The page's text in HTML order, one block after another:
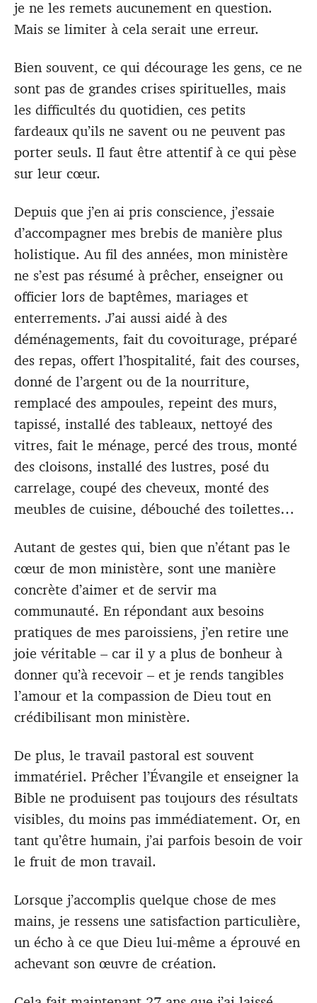
je ne les remets aucunement en question.
Mais se limiter à cela serait une erreur.
Bien souvent, ce qui décourage les gens, ce ne
sont pas de grandes crises spirituelles, mais
les difficultés du quotidien, ces petits
fardeaux qu’ils ne savent ou ne peuvent pas
porter seuls. Il faut être attentif à ce qui pèse
sur leur cœur.
Depuis que j’en ai pris conscience, j’essaie
d’accompagner mes brebis de manière plus
holistique. Au fil des années, mon ministère
ne s’est pas résumé à prêcher, enseigner ou
officier lors de baptêmes, mariages et
enterrements. J’ai aussi aidé à des
déménagements, fait du covoiturage, préparé
des repas, offert l’hospitalité, fait des courses,
donné de l’argent ou de la nourriture,
remplacé des ampoules, repeint des murs,
tapissé, installé des tableaux, nettoyé des
vitres, fait le ménage, percé des trous, monté
des cloisons, installé des lustres, posé du
carrelage, coupé des cheveux, monté des
meubles de cuisine, débouché des toilettes…
Autant de gestes qui, bien que n’étant pas le
cœur de mon ministère, sont une manière
concrète d’aimer et de servir ma
communauté. En répondant aux besoins
pratiques de mes paroissiens, j’en retire une
joie véritable – car il y a plus de bonheur à
donner qu’à recevoir – et je rends tangibles
l’amour et la compassion de Dieu tout en
crédibilisant mon ministère.
De plus, le travail pastoral est souvent
immatériel. Prêcher l’Évangile et enseigner la
Bible ne produisent pas toujours des résultats
visibles, du moins pas immédiatement. Or, en
tant qu’être humain, j’ai parfois besoin de voir
le fruit de mon travail.
Lorsque j’accomplis quelque chose de mes
mains, je ressens une satisfaction particulière,
un écho à ce que Dieu lui-même a éprouvé en
achevant son œuvre de création.